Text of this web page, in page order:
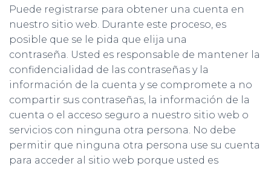
Puede registrarse para obtener una cuenta en
nuestro sitio web. Durante este proceso, es
posible que se le pida que elija una
contraseña. Usted es responsable de mantener la
confidencialidad de las contraseñas y la
información de la cuenta y se compromete a no
compartir sus contraseñas, la información de la
cuenta o el acceso seguro a nuestro sitio web o
servicios con ninguna otra persona. No debe
permitir que ninguna otra persona use su cuenta
para acceder al sitio web porque usted es